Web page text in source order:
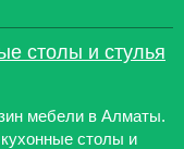
столы и стулья
мебели в Алматы.
столы и